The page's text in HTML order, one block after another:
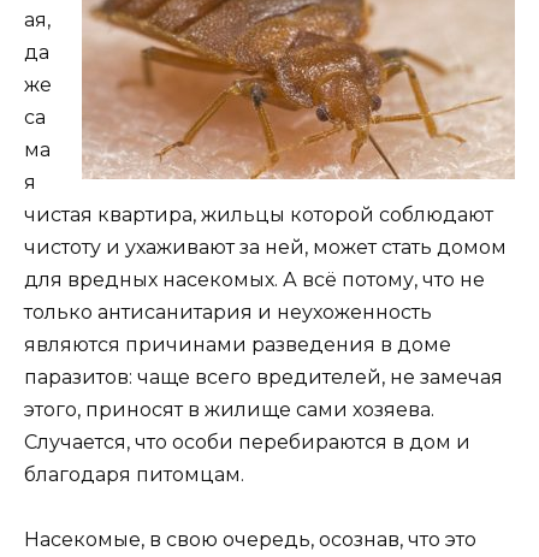
ая,
да
же
са
ма
я
чистая квартира, жильцы которой соблюдают
чистоту и ухаживают за ней, может стать домом
для вредных насекомых. А всё потому, что не
только антисанитария и неухоженность
являются причинами разведения в доме
паразитов: чаще всего вредителей, не замечая
этого, приносят в жилище сами хозяева.
Случается, что особи перебираются в дом и
благодаря питомцам.
Насекомые, в свою очередь, осознав, что это